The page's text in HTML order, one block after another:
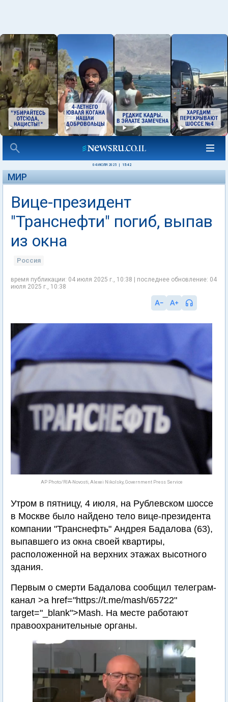
04 ИЮЛЯ 2025 15:42
МИР
Вице-президент
"Транснефти" погиб, выпав
из окна
Россия
время публикации: 04 июля 2025 г., 10:38 | последнее обновление: 04
июля 2025 г., 10:38
AP Photo/RIA-Novosti, Alexei Nikolsky, Government Press Service
Утром в пятницу, 4 июля, на Рублевском шоссе
в Москве было найдено тело вице-президента
компании "Транснефть" Андрея Бадалова (63),
выпавшего из окна своей квартиры,
расположенной на верхних этажах высотного
здания.
Первым о смерти Бадалова сообщил телеграм-
канал >a href="https://t.me/mash/65722"
target="_blank">Mash. На месте работают
правоохранительные органы.